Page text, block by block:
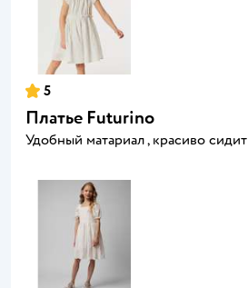
5
Платье Futurino
Удобный матариал , красиво сидит